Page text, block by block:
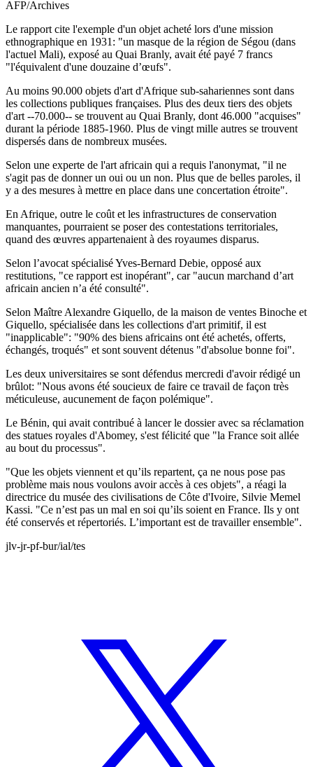
AFP/Archives
Le rapport cite l'exemple d'un objet acheté lors d'une mission
ethnographique en 1931: "un masque de la région de Ségou (dans
l'actuel Mali), exposé au Quai Branly, avait été payé 7 francs
"l'équivalent d'une douzaine d’œufs".
Au moins 90.000 objets d'art d'Afrique sub-sahariennes sont dans
les collections publiques françaises. Plus des deux tiers des objets
d'art --70.000-- se trouvent au Quai Branly, dont 46.000 "acquises"
durant la période 1885-1960. Plus de vingt mille autres se trouvent
dispersés dans de nombreux musées.
Selon une experte de l'art africain qui a requis l'anonymat, "il ne
s'agit pas de donner un oui ou un non. Plus que de belles paroles, il
y a des mesures à mettre en place dans une concertation étroite".
En Afrique, outre le coût et les infrastructures de conservation
manquantes, pourraient se poser des contestations territoriales,
quand des œuvres appartenaient à des royaumes disparus.
Selon l’avocat spécialisé Yves-Bernard Debie, opposé aux
restitutions, "ce rapport est inopérant", car "aucun marchand d’art
africain ancien n’a été consulté".
Selon Maître Alexandre Giquello, de la maison de ventes Binoche et
Giquello, spécialisée dans les collections d'art primitif, il est
"inapplicable": "90% des biens africains ont été achetés, offerts,
échangés, troqués" et sont souvent détenus "d'absolue bonne foi".
Les deux universitaires se sont défendus mercredi d'avoir rédigé un
brûlot: "Nous avons été soucieux de faire ce travail de façon très
méticuleuse, aucunement de façon polémique".
Le Bénin, qui avait contribué à lancer le dossier avec sa réclamation
des statues royales d'Abomey, s'est félicité que "la France soit allée
au bout du processus".
"Que les objets viennent et qu’ils repartent, ça ne nous pose pas
problème mais nous voulons avoir accès à ces objets", a réagi la
directrice du musée des civilisations de Côte d'Ivoire, Silvie Memel
Kassi. "Ce n’est pas un mal en soi qu’ils soient en France. Ils y ont
été conservés et répertoriés. L’important est de travailler ensemble".
jlv-jr-pf-bur/ial/tes